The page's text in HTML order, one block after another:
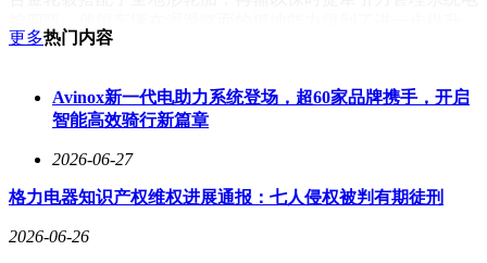
椅、座椅加热、双区自动空调以及原装导航主机等配置一应俱
全。值得一提的是，该车为右舵版本，完全符合新西兰的道路
通行规则。
据介绍，这辆卡宴皮卡已经行驶了20.4万公里，表显里程颇
高。目前，该车由新西兰基督城的一家欧洲车经销商代售，标
更多热门内容
Avinox新一代电助力系统登场，超60家品牌携手，开启
智能高效骑行新篇章
2026-06-27
格力电器知识产权维权进展通报：七人侵权被判有期徒刑
2026-06-26